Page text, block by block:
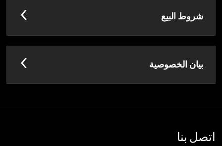
شروط البيع
بيان الخصوصية
اتصل بنا